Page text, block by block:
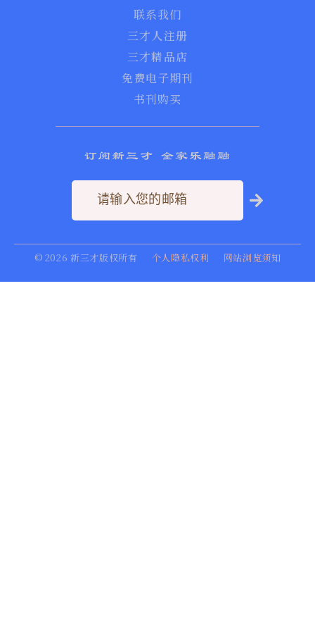
联系我们
三才人注册
三才精品店
免费电子期刊
书刊购买
订阅新三才 全家乐融融
© 2026 新三才版权所有 个人隐私权利 网站浏览须知